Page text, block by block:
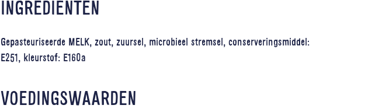
INGREDIËNTEN
Gepasteuriseerde MELK, zout, zuursel, microbieel stremsel, conserveringsmiddel:
E251, kleurstof: E160a
VOEDINGSWAARDEN